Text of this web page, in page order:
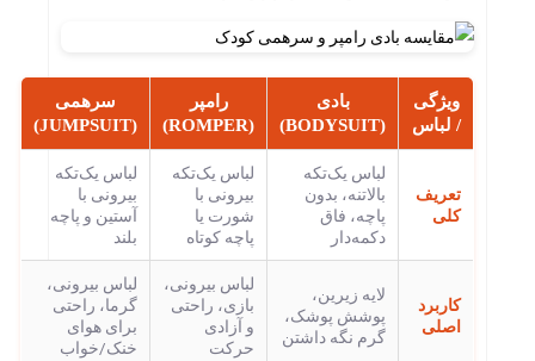
ویژگی
/ لباس
بادی
(BODYSUIT)
رامپر
(ROMPER)
سرهمی
(JUMPSUIT)
تعریف
کلی
لباس یک‌تکه
بالاتنه، بدون
پاچه، فاق
دکمه‌دار
لباس یک‌تکه
بیرونی با
شورت یا
پاچه کوتاه
لباس یک‌تکه
بیرونی با
آستین و پاچه
بلند
کاربرد
اصلی
لایه زیرین،
پوشش پوشک،
گرم نگه داشتن
لباس بیرونی،
بازی، راحتی
و آزادی
حرکت
لباس بیرونی،
گرما، راحتی
برای هوای
خنک/خواب